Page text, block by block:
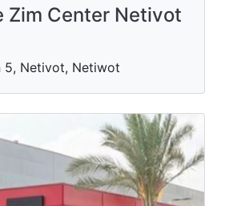
Zim Center Netivot
5, Netivot, Netiwot